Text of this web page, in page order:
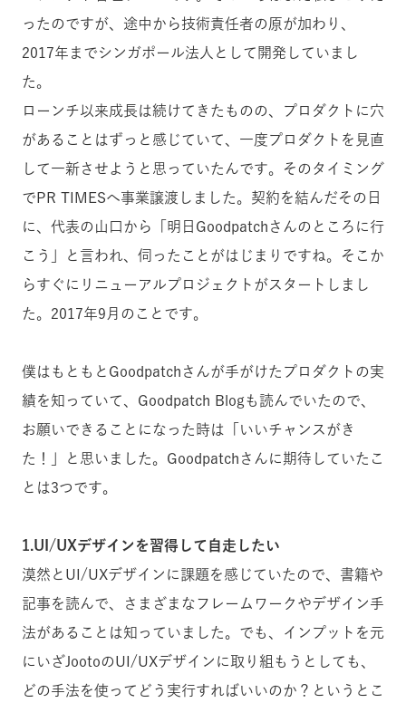
ったのですが、途中から技術責任者の原が加わり、
2017年までシンガポール法人として開発していまし
た。
ローンチ以来成長は続けてきたものの、プロダクトに穴
があることはずっと感じていて、一度プロダクトを見直
して一新させようと思っていたんです。そのタイミング
でPR TIMESへ事業譲渡しました。契約を結んだその日
に、代表の山口から「明日Goodpatchさんのところに行
こう」と言われ、伺ったことがはじまりですね。そこか
らすぐにリニューアルプロジェクトがスタートしまし
た。2017年9月のことです。
僕はもともとGoodpatchさんが手がけたプロダクトの実
績を知っていて、Goodpatch Blogも読んでいたので、
お願いできることになった時は「いいチャンスがき
た！」と思いました。Goodpatchさんに期待していたこ
とは3つです。
1.UI/UXデザインを習得して自走したい
漠然とUI/UXデザインに課題を感じていたので、書籍や
記事を読んで、さまざまなフレームワークやデザイン手
法があることは知っていました。でも、インプットを元
にいざJootoのUI/UXデザインに取り組もうとしても、
どの手法を使ってどう実行すればいいのか？というとこ